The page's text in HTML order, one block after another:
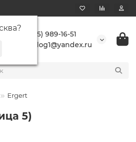
?
+7 (495) 989-16-51
buranlog1@yandex.ru
Ergert
5)